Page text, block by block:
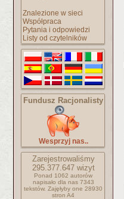
Znalezione w sieci
Współpraca
Pytania i odpowiedzi
Listy od czytelników
Fundusz Racjonalisty
Wesprzyj nas..
Zarejestrowaliśmy
295.377.647wizyt
Ponad 1062 autorów
napisało dla nas 7343
tekstów. Zajęłyby one 28930
stron A4